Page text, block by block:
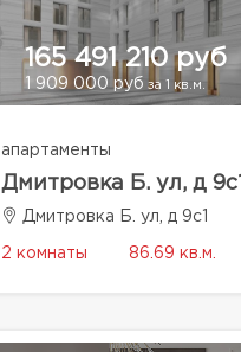
165 491 210 руб
1 909 000 руб за 1 кв.м.
апартаменты
Дмитровка Б. ул, д 9с1
Дмитровка Б. ул, д 9с1
2 комнаты 86.69 кв.м.